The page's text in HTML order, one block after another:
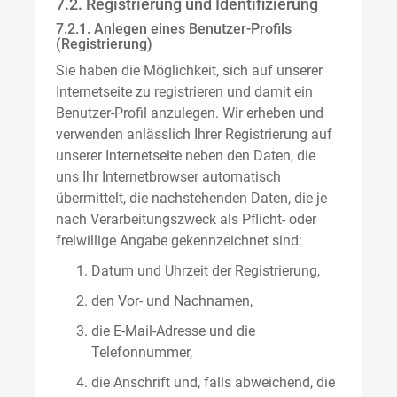
7.2. Registrierung und Identifizierung
7.2.1. Anlegen eines Benutzer-Profils
(Registrierung)
Sie haben die Möglichkeit, sich auf unserer
Internetseite zu registrieren und damit ein
Benutzer-Profil anzulegen. Wir erheben und
verwenden anlässlich Ihrer Registrierung auf
unserer Internetseite neben den Daten, die
uns Ihr Internetbrowser automatisch
übermittelt, die nachstehenden Daten, die je
nach Verarbeitungszweck als Pflicht- oder
freiwillige Angabe gekennzeichnet sind:
Datum und Uhrzeit der Registrierung,
den Vor- und Nachnamen,
die E-Mail-Adresse und die
Telefonnummer,
die Anschrift und, falls abweichend, die